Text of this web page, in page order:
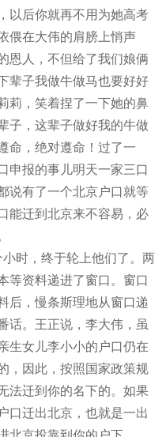
以后你就再不用为她高考
偎在大伟的肩膀上悄声
恩人，不但给了我们娘俩
辈子我做牛做马也要好好
莉，笑着捏了一下她的鼻
子，这辈子做好我的牛做
命，绝对遵命！过了一
申报的事儿明天一家三口
说有了一个北京户口就等
能迁到北京来不容易，必
时，终于轮上他们了。两
等资料递进了窗口。窗口
后，慢条斯理地从窗口递
话。王正说，李大伟，虽
生女儿李小小的户口仍在
，因此，按照国家政策规
法迁到你的名下的。如果
口迁出北京，也就是一出